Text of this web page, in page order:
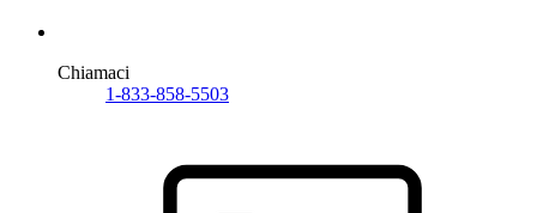
Chiamaci
1-833-858-5503